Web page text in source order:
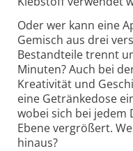
Oder wer kann eine
Gemisch aus drei
Bestand­teile trennt
Minuten? Auch bei
Kreativität und
eine Getränke­dose
wobei sich bei jedem
Ebene vergrößert.
hinaus?